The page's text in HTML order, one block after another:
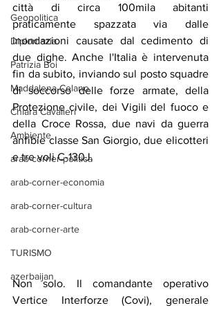
Geopolitica
Diplomazia
Patrizia Boi
Maddalena Celano
Chiara Cavalieri
Ambiente
arab-corner-politica
arab-corner-economia
arab-corner-cultura
arab-corner-arte
TURISMO
azerbaijan
città di circa 100mila abitanti
praticamente spazzata via dalle
inondazioni causate dal cedimento di
due dighe. Anche l'Italia è intervenuta
fin da subito, inviando sul posto squadre
di soccorso delle forze armate, della
Protezione civile, dei Vigili del fuoco e
della Croce Rossa, due navi da guerra
anfibie classe San Giorgio, due elicotteri
e tre voli C-130J.
Non solo. Il comandante operativo
Vertice Interforze (Covi), generale